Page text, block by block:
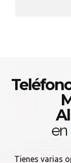
en
Tienes varias